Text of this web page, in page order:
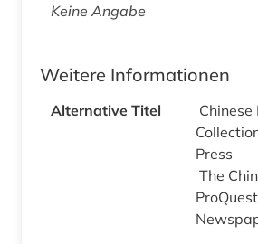
Keine Angabe
Weitere Informationen
Alternative Titel
Collection: The
Press
The